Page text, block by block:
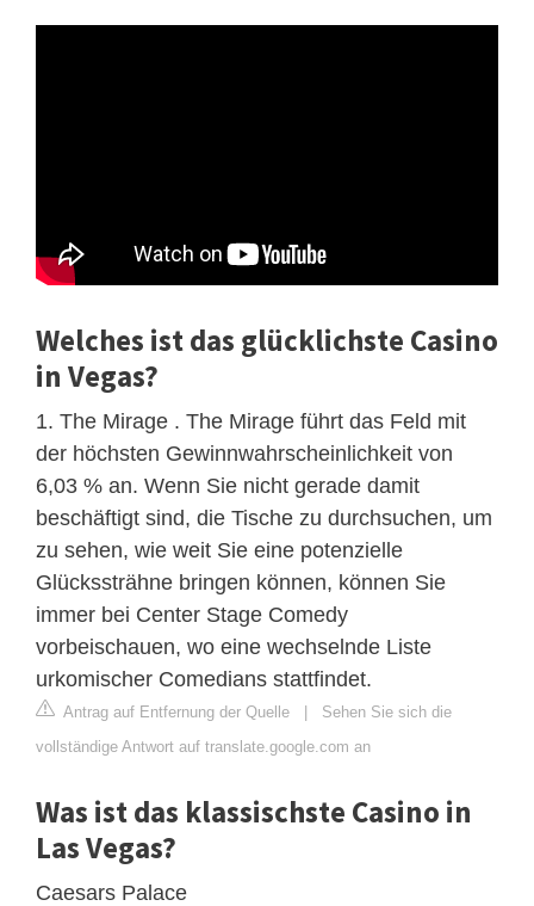
Welches ist das glücklichste Casino
in Vegas?
1. The Mirage . The Mirage führt das Feld mit
der höchsten Gewinnwahrscheinlichkeit von
6,03 % an. Wenn Sie nicht gerade damit
beschäftigt sind, die Tische zu durchsuchen, um
zu sehen, wie weit Sie eine potenzielle
Glückssträhne bringen können, können Sie
immer bei Center Stage Comedy
vorbeischauen, wo eine wechselnde Liste
urkomischer Comedians stattfindet.
Antrag auf Entfernung der Quelle | Sehen Sie sich die
vollständige Antwort auf translate.google.com an
Was ist das klassischste Casino in
Las Vegas?
Caesars Palace